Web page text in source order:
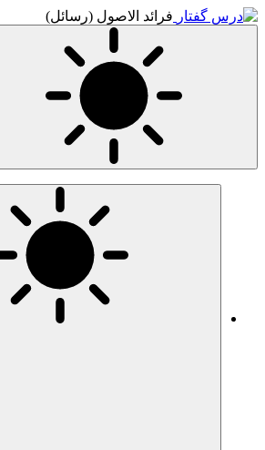
فرائد الاصول (رسائل)